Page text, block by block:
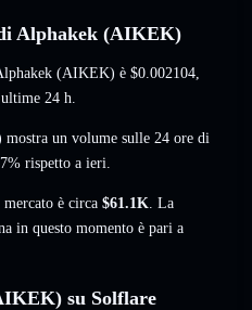
Alphakek (AIKEK)
(AIKEK) è $0.002104,
24 h.
un volume sulle 24 ore di
rispetto a ieri.
è circa $61.1K. La
in questo momento è pari a
su Solflare